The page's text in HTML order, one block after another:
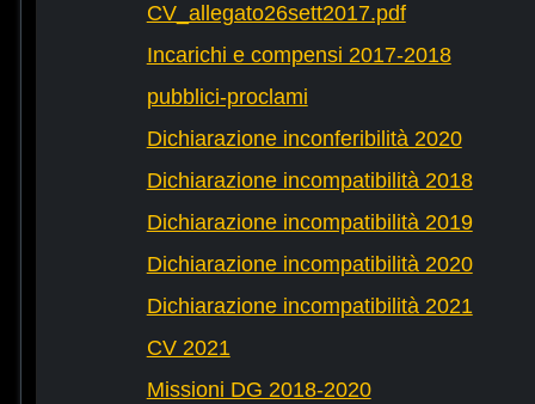
CV_allegato26sett2017.pdf
Incarichi e compensi 2017-2018
pubblici-proclami
Dichiarazione inconferibilità 2020
Dichiarazione incompatibilità 2018
Dichiarazione incompatibilità 2019
Dichiarazione incompatibilità 2020
Dichiarazione incompatibilità 2021
CV 2021
Missioni DG 2018-2020